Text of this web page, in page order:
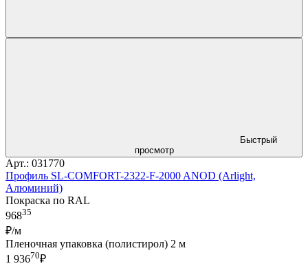
Быстрый
просмотр
Арт.: 031770
Профиль SL-COMFORT-2322-F-2000 ANOD (Arlight,
Алюминий)
Покраска по RAL
96835
₽/м
Пленочная упаковка (полистирол) 2 м
1 93670₽